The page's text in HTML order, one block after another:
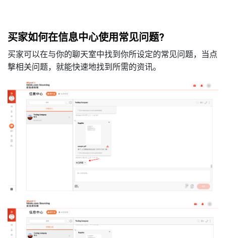
买家如何在信息中心使用常见问题?
买家可以在与你的聊天室中找到你所设定的常见问题，当点
撃相关问题，就能快速地找到所需的资讯。